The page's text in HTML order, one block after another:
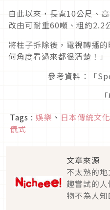
自此以來，長寬10公尺、
改由可耐重60噸、粗約2.2
將柱子拆除後，電視轉播
何角度看過來都很清楚！」
參考資料：「
Tags : 娛樂 、 日本傳統文化
儀式
文章來源
不太熟的
趣嘗試的
物不為人